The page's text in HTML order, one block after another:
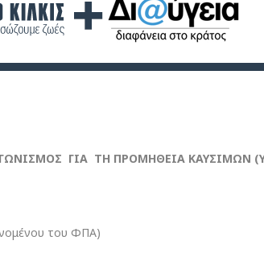
ΓΙΑ ΤΗ ΠΡΟΜΗΘΕΙΑ ΚΑΥΣΙΜΩΝ
του ΦΠΑ)